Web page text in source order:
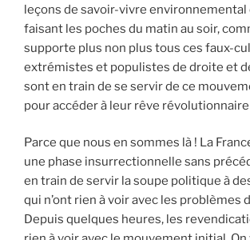
leçons de savoir-vivre environnemental
faisant les poches du matin au soir,
supporte plus non plus tous ces faux-
extrémistes et populistes de droite et
sont en train de se servir de ce
pour accéder à leur rêve révolutionnaire
Parce que nous en sommes là ! La
une phase insurrectionnelle sans
en train de servir la soupe politique à
qui n’ont rien à voir avec les problèmes
Depuis quelques heures, les